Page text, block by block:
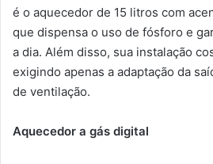
é o aquecedor de 15 litros com
que dispensa o uso de fósforo e
a dia. Além disso, sua instalação
exigindo apenas a adaptação da
de ventilação.
Aquecedor a gás digital